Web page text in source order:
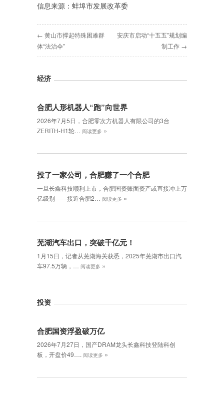
信息来源：蚌埠市发展改革委
← 黄山市撑起特殊困难群
体“法治伞”
安庆市启动“十五五”规划编
制工作 →
经济
合肥人形机器人“跑”向世界
2026年7月5日，合肥零次方机器人有限公司的3台
ZERITH-H1轮…
阅读更多 »
投了一家公司，合肥赚了一个合肥
一旦长鑫科技顺利上市，合肥国资账面资产或直接冲上万
亿级别——接近合肥2…
阅读更多 »
芜湖汽车出口，突破千亿元！
1月15日，记者从芜湖海关获悉，2025年芜湖市出口汽
车97.5万辆，…
阅读更多 »
投资
合肥国资浮盈破万亿
2026年7月27日，国产DRAM龙头长鑫科技登陆科创
板，开盘价49…. 阅读更多 »